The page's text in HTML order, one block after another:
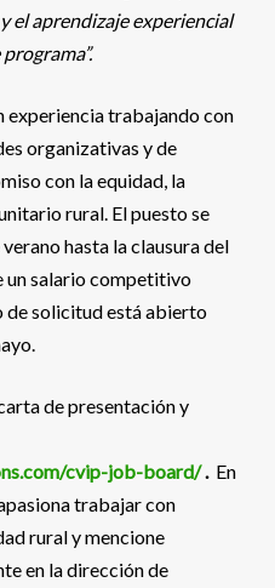
el aprendizaje experiencial
experiencia trabajando con
organizativas y de
con la equidad, la
rural. El puesto se
hasta la clausura del
un salario competitivo
de solicitud está abierto
de presentación y
cvip-job-board/.En
trabajar con
rural y mencione
en la dirección de